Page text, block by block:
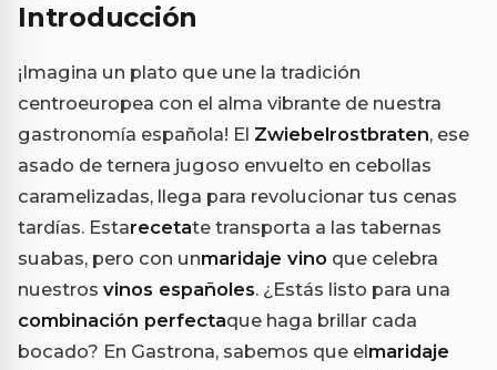
Introducción
¡Imagina un plato que une la tradición
centroeuropea con el alma vibrante de nuestra
gastronomía española! El Zwiebelrostbraten, ese
asado de ternera jugoso envuelto en cebollas
caramelizadas, llega para revolucionar tus cenas
tardías. Estarecetate transporta a las tabernas
suabas, pero con unmaridaje vino que celebra
nuestros vinos españoles. ¿Estás listo para una
combinación perfectaque haga brillar cada
bocado? En Gastrona, sabemos que elmaridaje